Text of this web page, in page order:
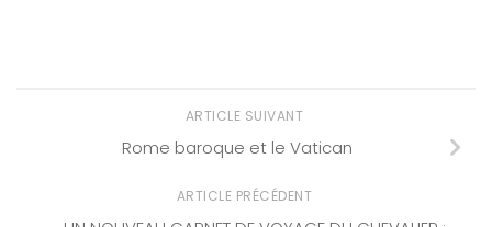
ARTICLE SUIVANT
Rome baroque et le Vatican
ARTICLE PRÉCÉDENT